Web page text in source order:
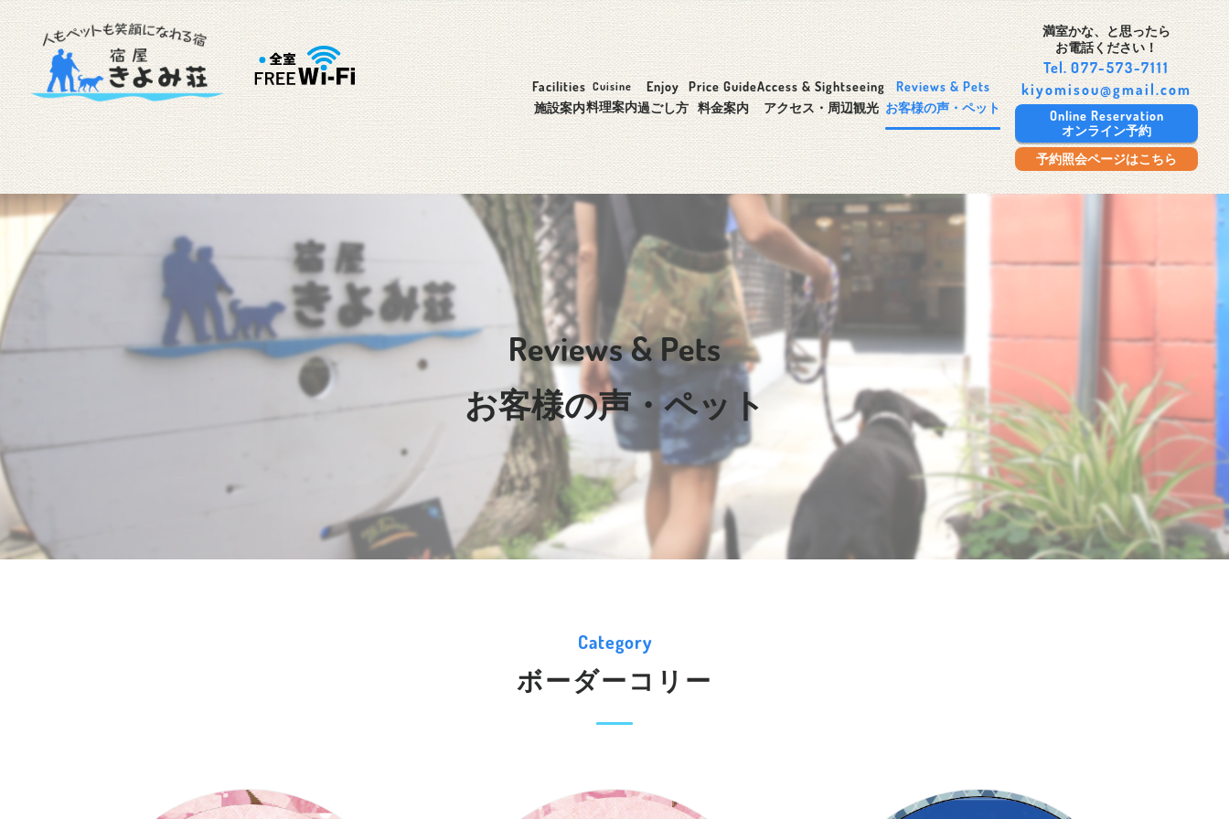
Facilities
施設案内
Cuisine
料理案内
Enjoy
過ごし方
Price Guide
料金案内
Access & Sightseeing
アクセス・周辺観光
Reviews & Pets
お客様の声・ペット
満室かな、と思ったら
お電話ください！
Tel.077-573-7111
kiyomisou@gmail.com
Online Reservation
オンライン予約
予約照会ページはこちら
Reviews & Pets
お客様の声・ペット
Category
ボーダーコリー